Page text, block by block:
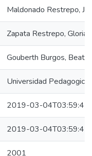
Maldonado Restrepo,
Zapata Restrepo, Gloria
Gouberth Burgos,
Universidad
2019-03-
2019-03-
2001